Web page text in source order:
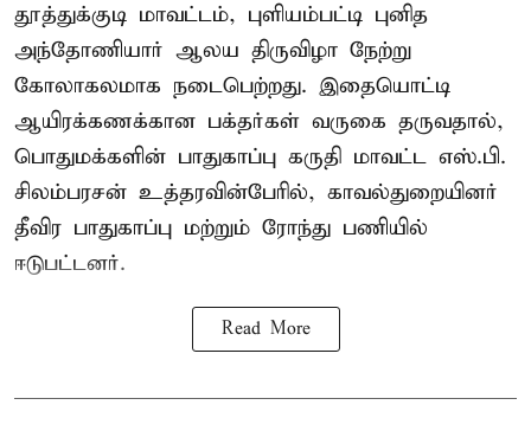
தூத்துக்குடி மாவட்டம், புளியம்பட்டி புனித
அந்தோணியார் ஆலய திருவிழா நேற்று
கோலாகலமாக நடைபெற்றது. இதையொட்டி
ஆயிரக்கணக்கான பக்தர்கள் வருகை தருவதால்,
பொதுமக்களின் பாதுகாப்பு கருதி மாவட்ட எஸ்.பி.
சிலம்பரசன் உத்தரவின்பேரில், காவல்துறையினர்
தீவிர பாதுகாப்பு மற்றும் ரோந்து பணியில்
ஈடுபட்டனர்.
Read More